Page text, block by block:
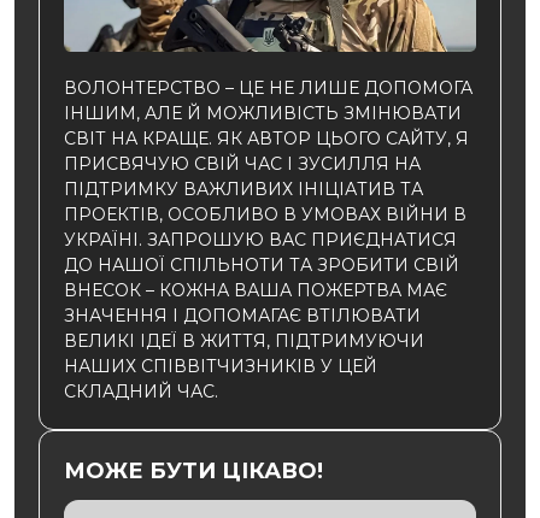
ВОЛОНТЕРСТВО – ЦЕ НЕ ЛИШЕ ДОПОМОГА
ІНШИМ, АЛЕ Й МОЖЛИВІСТЬ ЗМІНЮВАТИ
СВІТ НА КРАЩЕ. ЯК АВТОР ЦЬОГО САЙТУ, Я
ПРИСВЯЧУЮ СВІЙ ЧАС І ЗУСИЛЛЯ НА
ПІДТРИМКУ ВАЖЛИВИХ ІНІЦІАТИВ ТА
ПРОЕКТІВ, ОСОБЛИВО В УМОВАХ ВІЙНИ В
УКРАЇНІ. ЗАПРОШУЮ ВАС ПРИЄДНАТИСЯ
ДО НАШОЇ СПІЛЬНОТИ ТА ЗРОБИТИ СВІЙ
ВНЕСОК – КОЖНА ВАША ПОЖЕРТВА МАЄ
ЗНАЧЕННЯ І ДОПОМАГАЄ ВТІЛЮВАТИ
ВЕЛИКІ ІДЕЇ В ЖИТТЯ, ПІДТРИМУЮЧИ
НАШИХ СПІВВІТЧИЗНИКІВ У ЦЕЙ
СКЛАДНИЙ ЧАС.
МОЖЕ БУТИ ЦІКАВО!